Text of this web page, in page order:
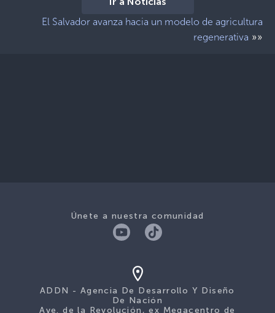
Ir a Noticias
El Salvador avanza hacia un modelo de agricultura
regenerativa »»
Únete a nuestra comunidad
ADDN - Agencia De Desarrollo Y Diseño
De Nación
Ave. de la Revolución, ex Megacentro de